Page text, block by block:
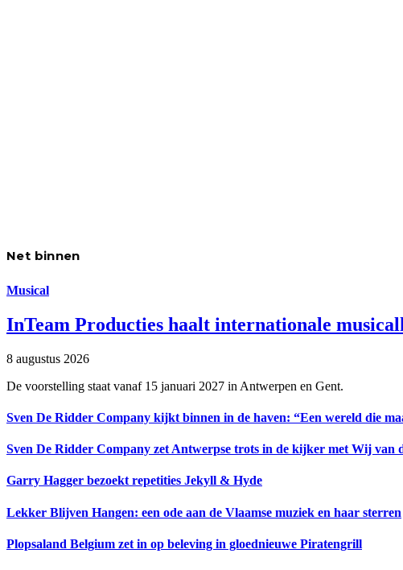
Net binnen
Musical
InTeam Producties haalt internationale
8 augustus 2026
De voorstelling staat vanaf 15 januari 2027 in Antwerpen en Gent.
Sven De Ridder Company kijkt binnen in de haven: “Een wereld die
Sven De Ridder Company zet Antwerpse trots in de kijker met Wij van
Garry Hagger bezoekt repetities Jekyll & Hyde
Lekker Blijven Hangen: een ode aan de Vlaamse muziek en haar sterren
Plopsaland Belgium zet in op beleving in gloednieuwe Piratengrill